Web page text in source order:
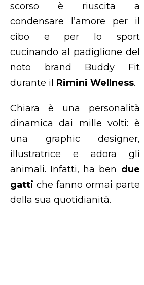
scorso è riuscita a
condensare l’amore per il
cibo e per lo sport
cucinando al padiglione del
noto brand Buddy Fit
durante il Rimini Wellness.
Chiara è una personalità
dinamica dai mille volti: è
una graphic designer,
illustratrice e adora gli
animali. Infatti, ha ben due
gatti che fanno ormai parte
della sua quotidianità.